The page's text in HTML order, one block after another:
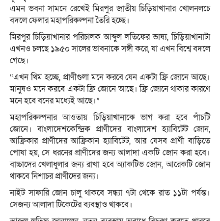
এমন ভবনা সামনে রেখেই মিরপুর জাতীয় চিড়িয়াখানার খোলনলচে
বদলে ফেলার মহাপরিকল্পনা তৈরি হচ্ছে।
মিরপুর চিড়িয়াখানার পরিচালক আব্দুল লতিফের ভাষ্য, চিড়িয়াখানাটা
এখনও চলছে ১৯৫০ সালের ভাবনাকে সঙ্গী করে, যা এখন বিশ্বে বদলে
গেছে।
“এখন থিম হচ্ছে, প্রাণীগুলা মনে করবে যেন একটা ফ্রি জোনে আছে।
মানুষও মনে করবে একটা ফ্রি জোনে আছে। ফ্রি জোনে থাকার কারণে
মনে হবে বনের মধ্যেই আছে।”
মহাপরিকল্পনার আওতায় চিড়িয়াখানাকে ভাগ করা হবে পাঁচটি
জোনে। বাংলাদেশকেন্দ্রিক প্রাণীদের বাংলাদেশ হ্যাবিটেট জোন,
আফ্রিকার প্রাণীদের আফ্রিকান হ্যাবিটেট, আর যেসব প্রাণী বাড়িতে
পোষা হয়, সে ধরনের প্রাণীদের জন্য আলাদা একটি জোন করা হবে।
বাচ্চাদের খেলাধুলার জন্য রাখা হবে অ্যাকটিভ জোন, আরেকটি জোন
থাকবে নিশাচর প্রাণীদের জন্য।
নাইট সাফারি জোন চালু থাকবে সন্ধ্যা ৭টা থেকে রাত ১১টা পর্যন্ত।
সেজন্য আলাদা টিকেটের ব্যবস্থাও থাকবে।